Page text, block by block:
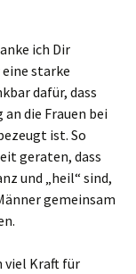
ich Dir
eine starke
dafür, dass
die Frauen bei
ist. So
geraten, dass
und „heil“ sind,
gemeinsam
viel Kraft für